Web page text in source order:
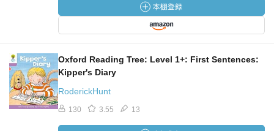
Oxford Reading Tree: Level 1+: First Sentences:
Kipper's Diary
RoderickHunt
130 3.55 13